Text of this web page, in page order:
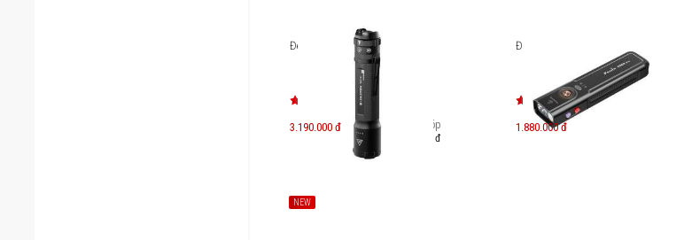
Đèn pin Ledlenser TAC7R
3.190.000 đ
Trả góp
550.000 đ
Đèn pin Fenix E06R Pro
1.880.000 đ
NEW